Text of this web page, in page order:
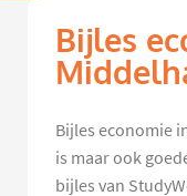
Bijles
Bijles economie
is maar ook
bijles van